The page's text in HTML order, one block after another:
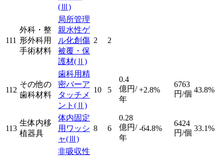
(Ⅲ)
111
外科・整
形外科用
手術材料
局所管理
親水性ゲ
ル化創傷
被覆・保
護材(Ⅱ)
2 2
112
その他の
歯科材料
歯科用精
密バーア
タッチメ
ント (Ⅱ)
10 5
0.4
億円/
年
+2.8%
6763
円/個 43.8%
113
生体内移
植器具
体内固定
用ワッシ
ャ(Ⅲ)
8 6
0.28
億円/
年
-64.8%
6424
円/個
33.1%
非吸収性